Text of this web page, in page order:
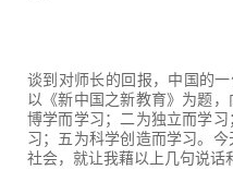
谈到对师长的回报，中国的
以《新中国之新教育》为题
博学而学习；二为独立而学
习；五为科学创造而学习。
社会，就让我藉以上几句说话